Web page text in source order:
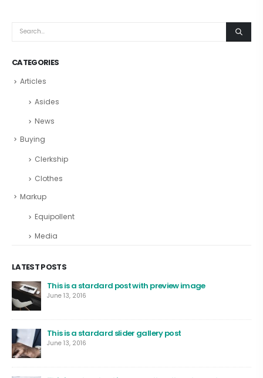
CATEGORIES
Articles
Asides
News
Buying
Clerkship
Clothes
Markup
Equipollent
Media
LATEST POSTS
This is a stardard post with preview image
June 13, 2016
This is a stardard slider gallery post
June 13, 2016